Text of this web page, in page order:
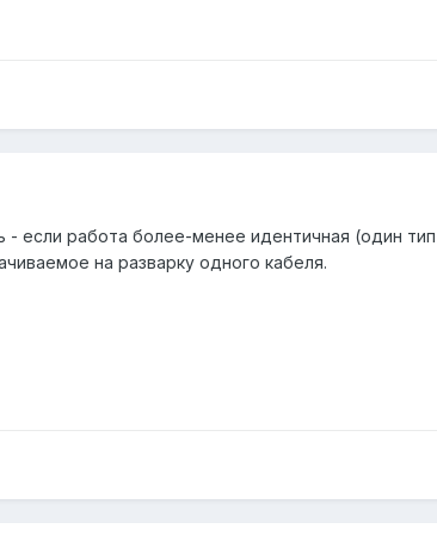
если работа более-менее идентичная (один
на разварку одного кабеля.